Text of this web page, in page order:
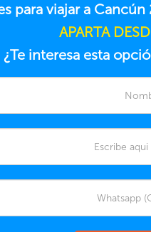
para viajar a
APARTA
¿Te interesa esta